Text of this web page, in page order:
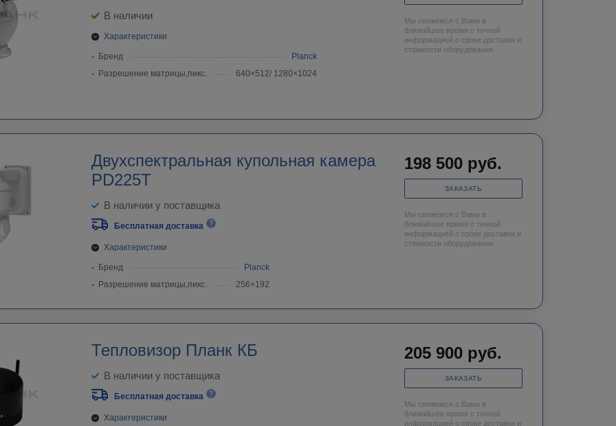
В наличии
Характеристики
Бренд
Planck
Разрешение матрицы,пикс.
640×512/ 1280×1024
Мы свяжемся с Вами в
ближайшее время с точной
информацией о сроке доставки и
стоимости оборудования.
Двухспектральная купольная камера
PD225T
В наличии у поставщика
Бесплатная доставка
Характеристики
Бренд
Planck
Разрешение матрицы,пикс.
256×192
198 500 руб.
ЗАКАЗАТЬ
Мы свяжемся с Вами в
ближайшее время с точной
информацией о сроке доставки и
стоимости оборудования.
Тепловизор Планк КБ
В наличии у поставщика
Бесплатная доставка
Характеристики
205 900 руб.
ЗАКАЗАТЬ
Мы свяжемся с Вами в
ближайшее время с точной
информацией о сроке доставки и